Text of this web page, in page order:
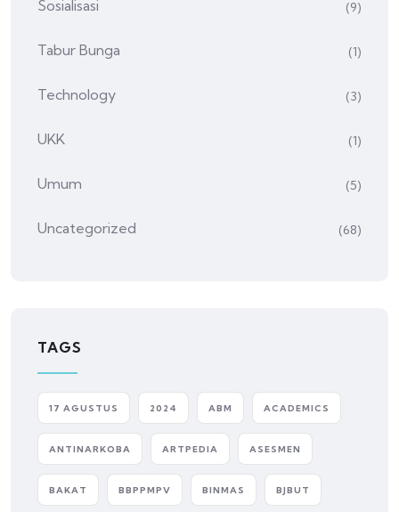
Sosialisasi (9)
Tabur Bunga (1)
Technology (3)
UKK (1)
Umum (5)
Uncategorized (68)
TAGS
17 AGUSTUS 2024 ABM ACADEMICS
ANTINARKOBA ARTPEDIA ASESMEN
BAKAT BBPPMPV BINMAS BJBUT